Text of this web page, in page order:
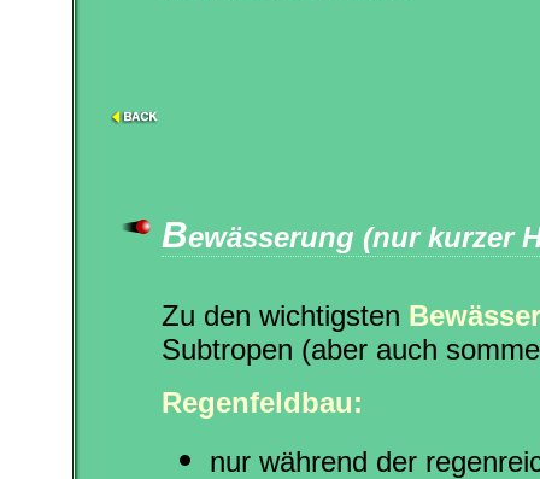
Bewässerung (nur kurzer
Zu den wichtigsten
Subtropen (aber auch
Regenfeldbau:
nur während der